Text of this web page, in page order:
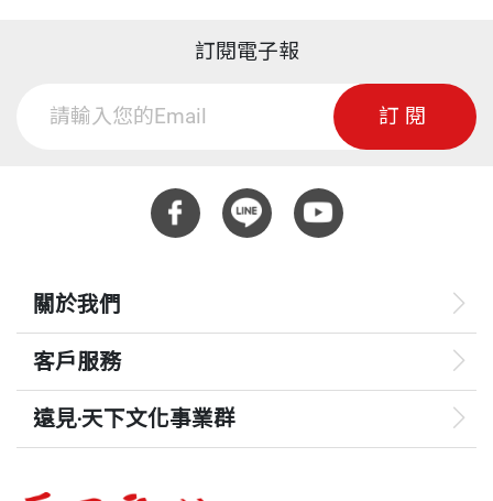
訂閱電子報
訂閱
關於我們
客戶服務
遠見‧天下文化事業群